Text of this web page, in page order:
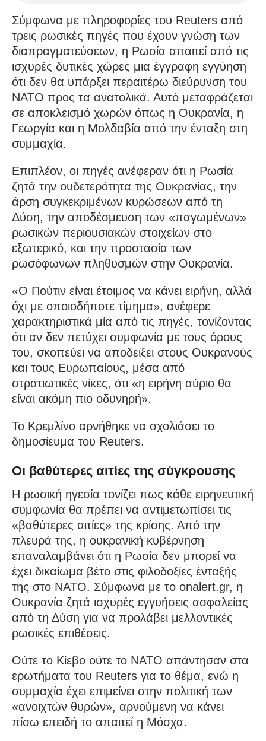
Σύμφωνα με πληροφορίες του Reuters από
τρεις ρωσικές πηγές που έχουν γνώση των
διαπραγματεύσεων, η Ρωσία απαιτεί από τις
ισχυρές δυτικές χώρες μια έγγραφη εγγύηση
ότι δεν θα υπάρξει περαιτέρω διεύρυνση του
ΝΑΤΟ προς τα ανατολικά. Αυτό μεταφράζεται
σε αποκλεισμό χωρών όπως η Ουκρανία, η
Γεωργία και η Μολδαβία από την ένταξη στη
συμμαχία.
Επιπλέον, οι πηγές ανέφεραν ότι η Ρωσία
ζητά την ουδετερότητα της Ουκρανίας, την
άρση συγκεκριμένων κυρώσεων από τη
Δύση, την αποδέσμευση των «παγωμένων»
ρωσικών περιουσιακών στοιχείων στο
εξωτερικό, και την προστασία των
ρωσόφωνων πληθυσμών στην Ουκρανία.
«Ο Πούτιν είναι έτοιμος να κάνει ειρήνη, αλλά
όχι με οποιοδήποτε τίμημα», ανέφερε
χαρακτηριστικά μία από τις πηγές, τονίζοντας
ότι αν δεν πετύχει συμφωνία με τους όρους
του, σκοπεύει να αποδείξει στους Ουκρανούς
και τους Ευρωπαίους, μέσα από
στρατιωτικές νίκες, ότι «η ειρήνη αύριο θα
είναι ακόμη πιο οδυνηρή».
Το Κρεμλίνο αρνήθηκε να σχολιάσει το
δημοσίευμα του Reuters.
Οι βαθύτερες αιτίες της σύγκρουσης
Η ρωσική ηγεσία τονίζει πως κάθε ειρηνευτική
συμφωνία θα πρέπει να αντιμετωπίσει τις
«βαθύτερες αιτίες» της κρίσης. Από την
πλευρά της, η ουκρανική κυβέρνηση
επαναλαμβάνει ότι η Ρωσία δεν μπορεί να
έχει δικαίωμα βέτο στις φιλοδοξίες ένταξής
της στο ΝΑΤΟ. Σύμφωνα με το onalert.gr, η
Ουκρανία ζητά ισχυρές εγγυήσεις ασφαλείας
από τη Δύση για να προλάβει μελλοντικές
ρωσικές επιθέσεις.
Ούτε το Κίεβο ούτε το ΝΑΤΟ απάντησαν στα
ερωτήματα του Reuters για το θέμα, ενώ η
συμμαχία έχει επιμείνει στην πολιτική των
«ανοιχτών θυρών», αρνούμενη να κάνει
πίσω επειδή το απαιτεί η Μόσχα.